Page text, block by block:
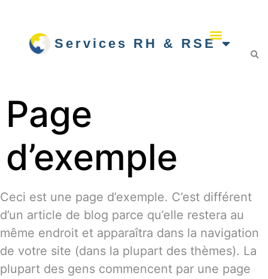
Services RH & RSE
Page
d’exemple
Ceci est une page d’exemple. C’est différent
d’un article de blog parce qu’elle restera au
même endroit et apparaîtra dans la navigation
de votre site (dans la plupart des thèmes). La
plupart des gens commencent par une page